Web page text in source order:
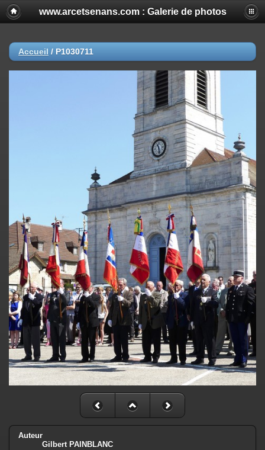
www.arcetsenans.com : Galerie de photos
Accueil / P1030711
Auteur
Gilbert PAINBLANC